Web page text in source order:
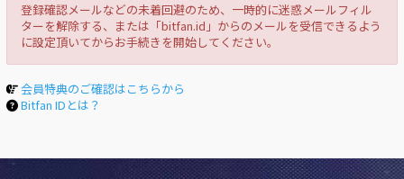
登録確認メールなどの未着回避のため、一時的に迷惑メールフィル
ターを解除する、または「bitfan.id」からのメールを受信できるよう
に設定頂いてからお手続きを開始してください。
会員特典のご確認はこちらから
Bitfan IDとは？